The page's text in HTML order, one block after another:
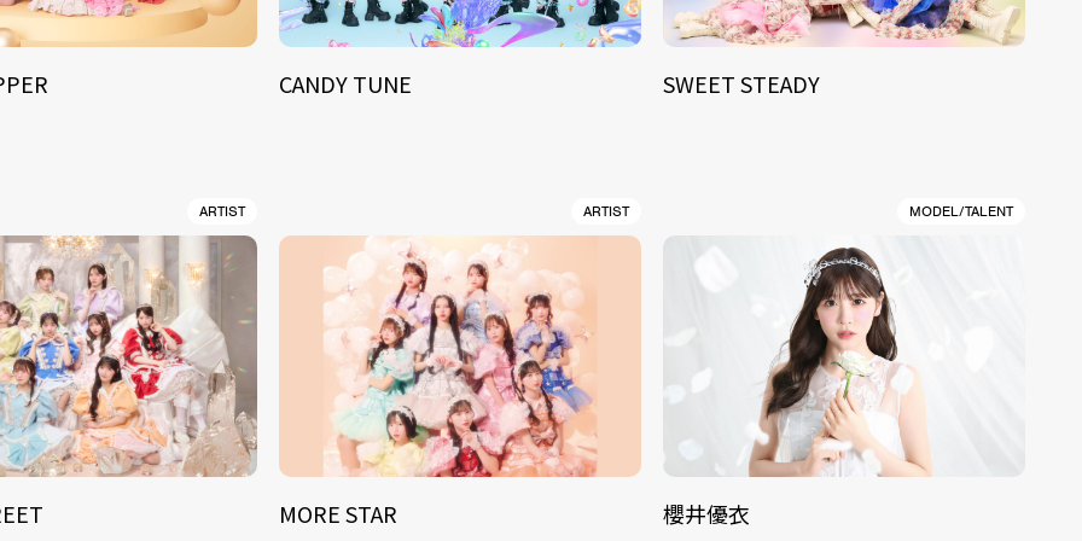
CANDY TUNE SWEET STEADY
ARTIST ARTIST
MORE STAR
MODEL/TALENT
櫻井優衣